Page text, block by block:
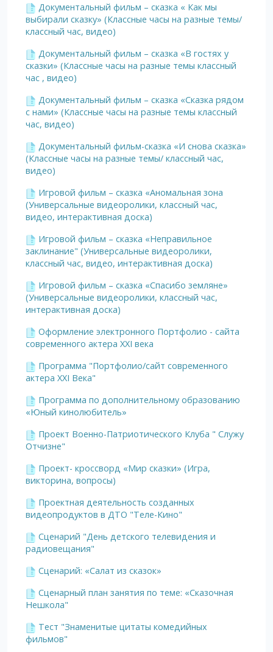
Документальный фильм – сказка « Как мы
выбирали сказку» (Классные часы на разные темы/
классный час, видео)
Документальный фильм – сказка «В гостях у
сказки» (Классные часы на разные темы классный
час , видео)
Документальный фильм – сказка «Сказка рядом
с нами» (Классные часы на разные темы классный
час, видео)
Документальный фильм-сказка «И снова сказка»
(Классные часы на разные темы/ классный час,
видео)
Игровой фильм – сказка «Аномальная зона
(Универсальные видеоролики, классный час,
видео, интерактивная доска)
Игровой фильм – сказка «Неправильное
заклинание" (Универсальные видеоролики,
классный час, видео, интерактивная доска)
Игровой фильм – сказка «Спасибо земляне»
(Универсальные видеоролики, классный час,
интерактивная доска)
Оформление электронного Портфолио - сайта
современного актера XXI века
Программа "Портфолио/сайт современного
актера XXI Века"
Программа по дополнительному образованию
«Юный кинолюбитель»
Проект Военно-Патриотического Клуба " Служу
Отчизне"
Проект- кроссворд «Мир сказки» (Игра,
викторина, вопросы)
Проектная деятельность созданных
видеопродуктов в ДТО "Теле-Кино"
Сценарий "День детского телевидения и
радиовещания"
Сценарий: «Салат из сказок»
Сценарный план занятия по теме: «Сказочная
Нешкола"
Тест "Знаменитые цитаты комедийных
фильмов"